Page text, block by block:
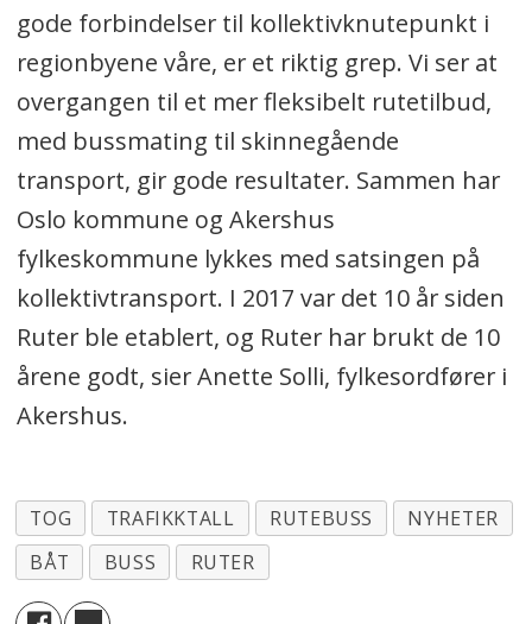
gode forbindelser til kollektivknutepunkt i
regionbyene våre, er et riktig grep. Vi ser at
overgangen til et mer fleksibelt rutetilbud,
med bussmating til skinnegående
transport, gir gode resultater. Sammen har
Oslo kommune og Akershus
fylkeskommune lykkes med satsingen på
kollektivtransport. I 2017 var det 10 år siden
Ruter ble etablert, og Ruter har brukt de 10
årene godt, sier Anette Solli, fylkesordfører i
Akershus.
TOG TRAFIKKTALL RUTEBUSS
NYHETER
BÅT
BUSS RUTER